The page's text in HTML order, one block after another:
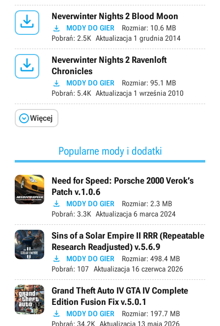
 Neverwinter Nights 2 Blood Moon
 MODY DO GIER Rozmiar: 10.6 MB
Pobrań: 2.5K Aktualizacja 1 grudnia 2014

Neverwinter Nights 2 Ravenloft
Chronicles
 MODY DO GIER Rozmiar: 95.1 MB
Pobrań: 5.4K Aktualizacja 1 września 2010
Więcej
Popularne mody i dodatki
Need for Speed: Porsche 2000 Verok’s
Patch v.1.0.6
 MODY DO GIER Rozmiar: 2.3 MB
Pobrań: 3.3K Aktualizacja 6 marca 2024
Sins of a Solar Empire II RRR (Repeatable
Research Readjusted) v.5.6.9
 MODY DO GIER Rozmiar: 498.4 MB
Pobrań: 107 Aktualizacja 16 czerwca 2026
Grand Theft Auto IV GTA IV Complete
Edition Fusion Fix v.5.0.1
 MODY DO GIER Rozmiar: 197.7 MB
Pobrań: 34.2K Aktualizacja 13 maja 2026